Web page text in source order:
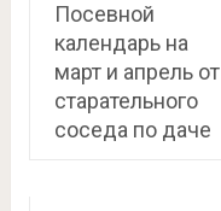
Посевной
календарь на
март и апрель от
старательного
соседа по даче